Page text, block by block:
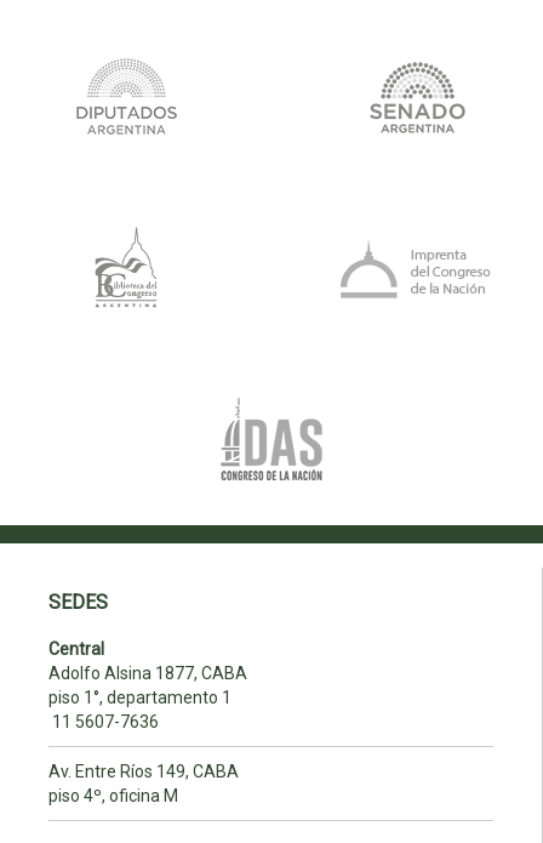
SEDES
Central
Adolfo Alsina 1877, CABA
piso 1°, departamento 1
11 5607-7636
Av. Entre Ríos 149, CABA
piso 4º, oficina M